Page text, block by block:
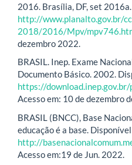
2016. Brasília, DF, set
http://www.planalto.gov.br/
2018/2016/Mpv/
dezembro 2022.
BRASIL. Inep. Exame
Documento Básico. 2002.
https://download.inep.gov.br/
Acesso em: 10 de dezembro
BRASIL (BNCC), Base
educação é a base.
http://
Acesso em:19 de Jun. 2022.